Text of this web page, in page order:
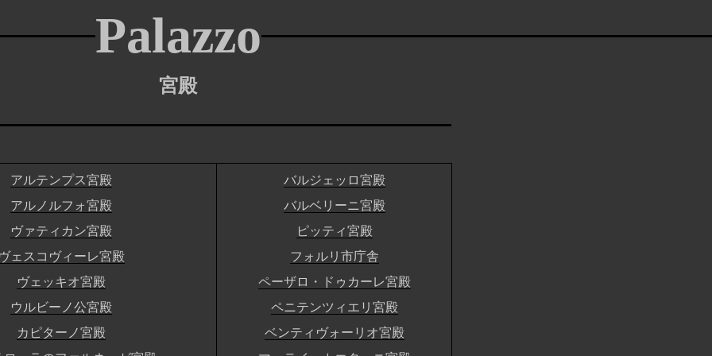
Palazzo
宮殿
アルテンプス宮殿
アルノルフォ宮殿
ヴァティカン宮殿
ェスコヴィーレ宮殿
ヴェッキオ宮殿
ウルビーノ公宮殿
カピターノ宮殿
バルジェッロ宮殿
バルベリーニ宮殿
ピッティ宮殿
フォルリ市庁舎
ペーザロ・ドゥカーレ宮殿
ペニテンツィエリ宮殿
ベンティヴォーリオ宮殿